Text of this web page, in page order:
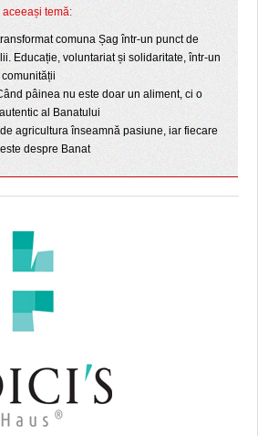
aceeași temă:
comuna Șag într-un punct de
Educație, voluntariat și solidaritate, într-un
pâinea nu este doar un aliment, ci o
al Banatului
agricultura înseamnă pasiune, iar fiecare
despre Banat